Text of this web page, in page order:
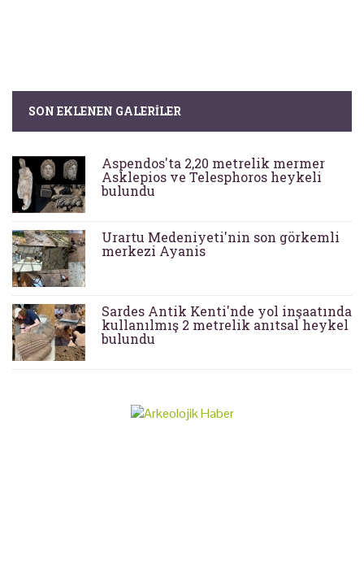
SON EKLENEN GALERILER
Aspendos'ta 2,20 metrelik mermer
Asklepios ve Telesphoros heykeli
bulundu
Urartu Medeniyeti'nin son görkemli
merkezi Ayanis
Sardes Antik Kenti'nde yol inşaatında
kullanılmış 2 metrelik anıtsal heykel
bulundu